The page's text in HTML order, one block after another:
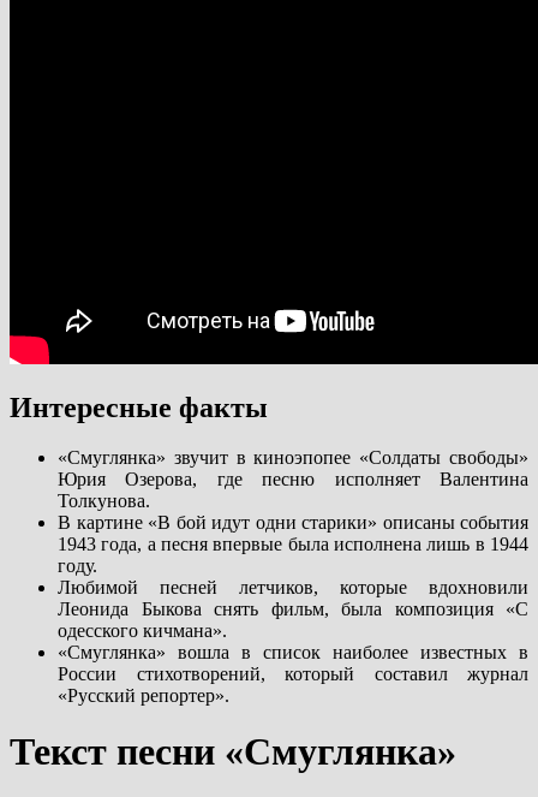
Интересные факты
«Смуглянка» звучит в киноэпопее «Солдаты свободы»
Юрия Озерова, где песню исполняет Валентина
Толкунова.
В картине «В бой идут одни старики» описаны события
1943 года, а песня впервые была исполнена лишь в 1944
году.
Любимой песней летчиков, которые вдохновили
Леонида Быкова снять фильм, была композиция «С
одесского кичмана».
«Смуглянка» вошла в список наиболее известных в
России стихотворений, который составил журнал
«Русский репортер».
Текст песни «Смуглянка»